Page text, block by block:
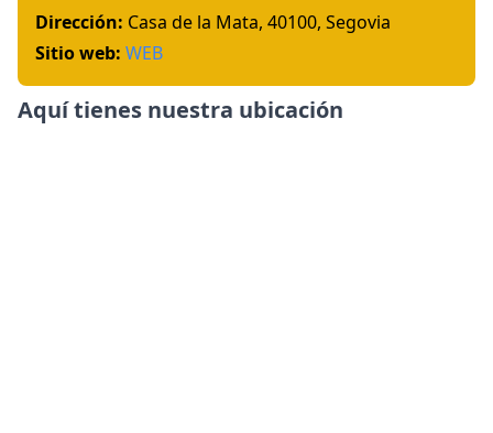
Dirección: Casa de la Mata, 40100, Segovia
Sitio web: WEB
Aquí tienes nuestra ubicación